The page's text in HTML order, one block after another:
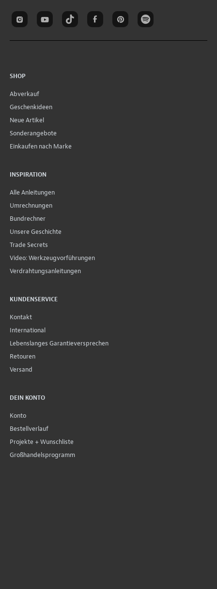
SHOP
Abverkauf
Geschenkideen
Neue Artikel
Sonderangebote
Einkaufen nach Marke
INSPIRATION
Alle Anleitungen
Umrechnungen
Bundrechner
Unsere Geschichte
Trade Secrets
Video: Werkzeugvorführungen
Verdrahtungsanleitungen
KUNDENSERVICE
Kontakt
International
Lebenslanges Garantieversprechen
Retouren
Versand
DEIN KONTO
Konto
Bestellverlauf
Projekte + Wunschliste
Großhandelsprogramm